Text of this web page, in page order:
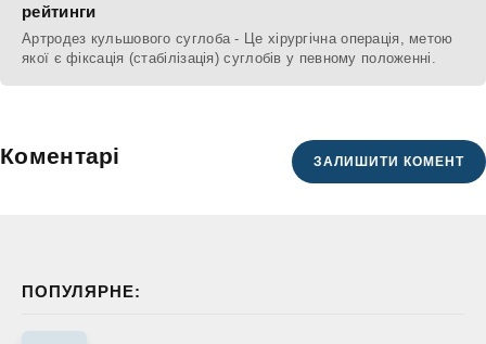
ПОПУЛЯРНЕ:
рейтинги
Артродез кульшового суглоба - Це хірургічна операція, метою
якої є фіксація (стабілізація) суглобів у певному положенні.
Коментарі ЗАЛИШИТИ КОМЕНТ